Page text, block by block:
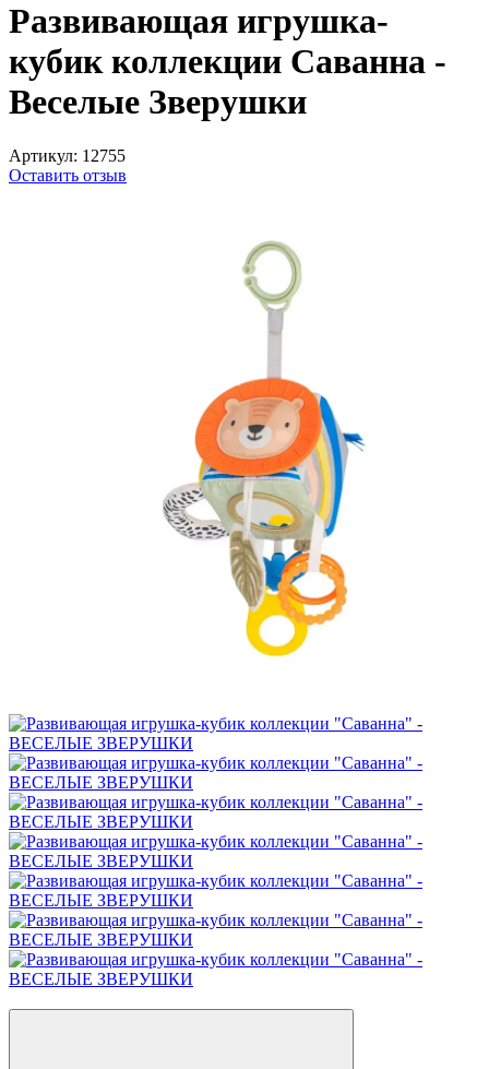
Развивающая игрушка-
кубик коллекции Саванна -
Веселые Зверушки
Артикул: 12755
Оставить отзыв